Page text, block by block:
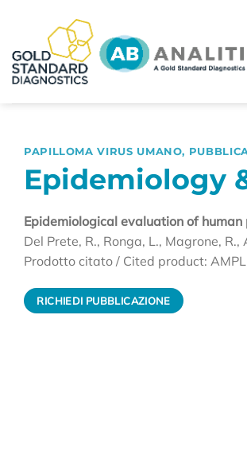
contenuti
PAPILLOMA VIRUS UMANO,
Epidemiology
Epidemiological evaluation of
Del Prete, R., Ronga, L., Magrone,
Prodotto citato / Cited product:
RICHIEDI PUBBLICAZIONE